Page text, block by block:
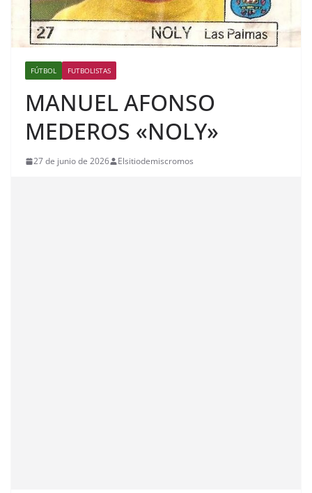
FÚTBOL FUTBOLISTAS
MANUEL AFONSO
MEDEROS «NOLY»
27 de junio de 2026 Elsitiodemiscromos